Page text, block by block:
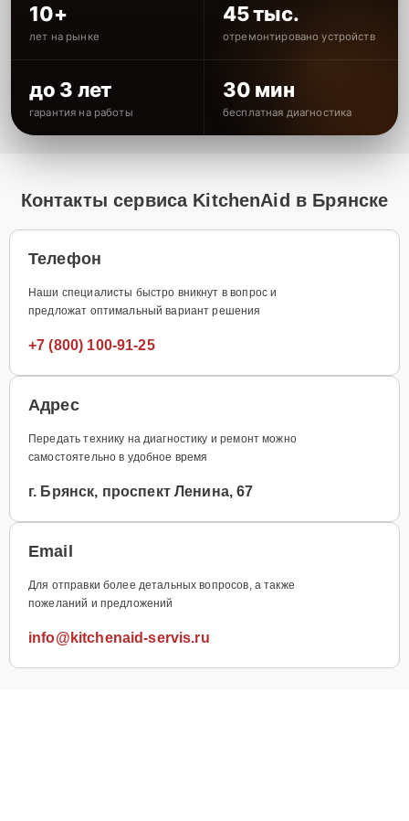
10+
лет на рынке
45 тыс.
отремонтировано устройств
до 3 лет
гарантия на работы
30 мин
бесплатная диагностика
Контакты сервиса KitchenAid в Брянске
Телефон
Наши специалисты быстро вникнут в вопрос и
предложат оптимальный вариант решения
+7 (800) 100-91-25
Адрес
Передать технику на диагностику и ремонт можно
самостоятельно в удобное время
г. Брянск, проспект Ленина, 67
Email
Для отправки более детальных вопросов, а также
пожеланий и предложений
info@kitchenaid-servis.ru